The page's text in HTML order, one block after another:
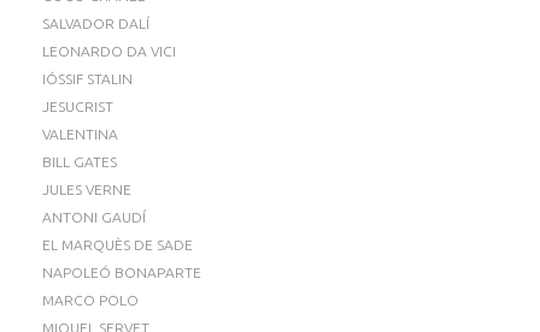
SALVADOR DALÍ
LEONARDO DA VICI
IÓSSIF STALIN
JESUCRIST
VALENTINA
BILL GATES
JULES VERNE
ANTONI GAUDÍ
EL MARQUÈS DE SADE
NAPOLEÓ BONAPARTE
MARCO POLO
MIQUEL SERVET